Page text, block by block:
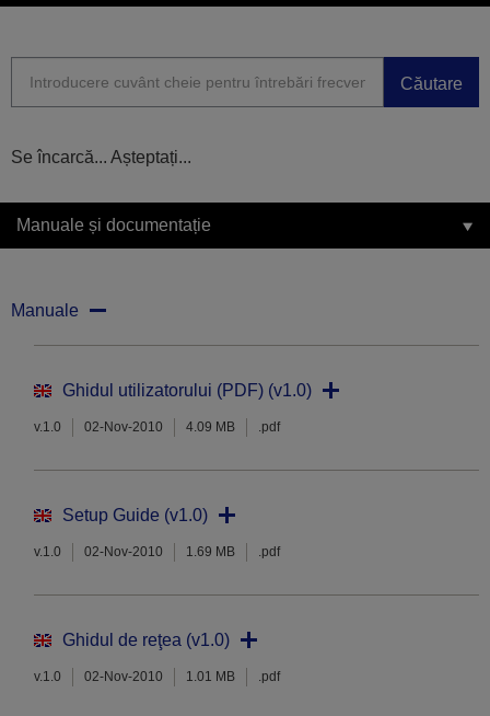
Căutare
Se încarcă... Așteptați...
Manuale și documentație
Manuale
Ghidul utilizatorului (PDF) (v1.0)
v.1.0 02-Nov-2010 4.09 MB .pdf
Setup Guide (v1.0)
v.1.0 02-Nov-2010 1.69 MB .pdf
Ghidul de reţea (v1.0)
v.1.0 02-Nov-2010 1.01 MB .pdf